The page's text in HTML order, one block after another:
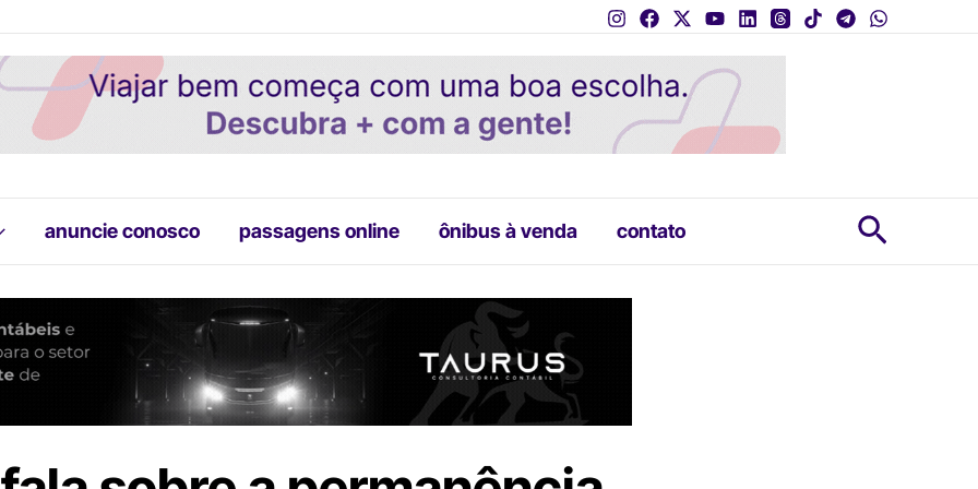
anuncie conosco passagens online ônibus à venda contato